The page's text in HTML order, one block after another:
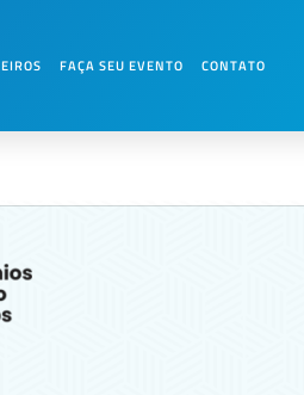
FAÇA SEU EVENTO CONTATO
SÍNDICOS 2025